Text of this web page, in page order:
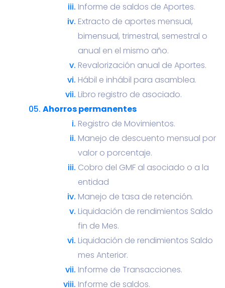
Informe de saldos de Aportes.
Extracto de aportes mensual,
bimensual, trimestral, semestral o
anual en el mismo año.
Revalorización anual de Aportes.
Hábil e inhábil para asamblea.
Libro registro de asociado.
Ahorros permanentes
Registro de Movimientos.
Manejo de descuento mensual por
valor o porcentaje.
Cobro del GMF al asociado o a la
entidad
Manejo de tasa de retención.
Liquidación de rendimientos Saldo
fin de Mes.
Liquidación de rendimientos Saldo
mes Anterior.
Informe de Transacciones.
Informe de saldos.